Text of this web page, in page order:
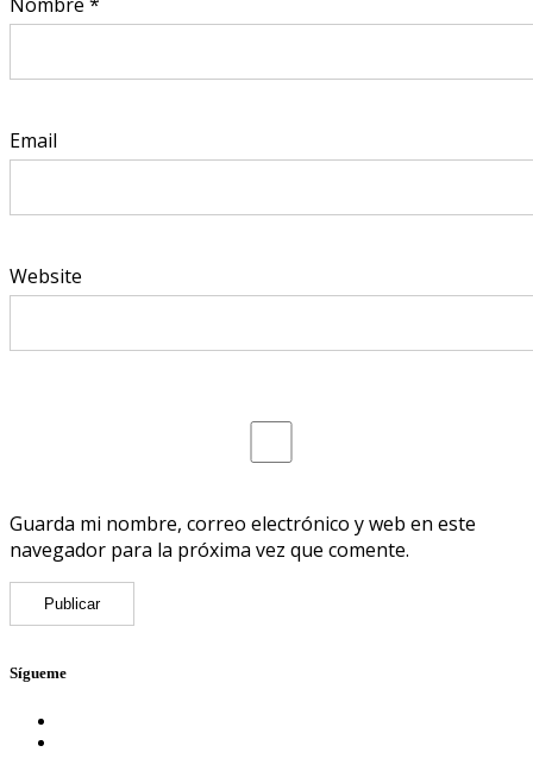
Email
Website
Guarda mi nombre, correo electrónico y web en este
navegador para la próxima vez que comente.
Sígueme